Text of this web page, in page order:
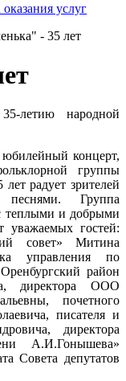
услуг
- 35 лет
летию народной
концерт,
группы
радует зрителей
Группа
теплыми и добрыми
уважаемых гостей:
совет» Митина
управления по
район
директора ООО
почетного
писателя и
директора
А.И.Гонышева»
Совета депутатов